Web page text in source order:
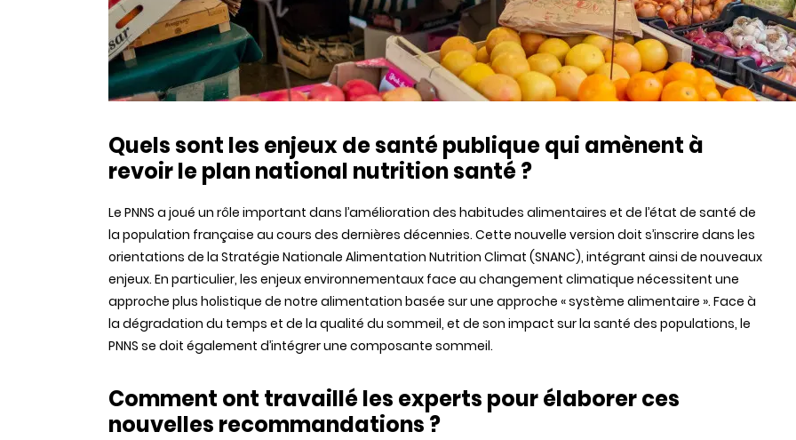
Quels sont les enjeux de santé publique qui amènent à
revoir le plan national nutrition santé ?
Le PNNS a joué un rôle important dans l’amélioration des habitudes alimentaires et de l’état de santé de
la population française au cours des dernières décennies. Cette nouvelle version doit s’inscrire dans les
orientations de la Stratégie Nationale Alimentation Nutrition Climat (SNANC), intégrant ainsi de nouveaux
enjeux. En particulier, les enjeux environnementaux face au changement climatique nécessitent une
approche plus holistique de notre alimentation basée sur une approche « système alimentaire ». Face à
la dégradation du temps et de la qualité du sommeil, et de son impact sur la santé des populations, le
PNNS se doit également d’intégrer une composante sommeil.
Comment ont travaillé les experts pour élaborer ces
nouvelles recommandations ?